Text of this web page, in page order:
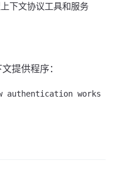
下文协议工具和服务
提供程序：